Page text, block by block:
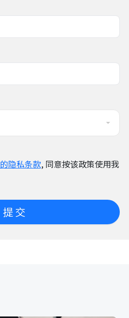
的隐私条款, 同意按该政策使用我
提 交